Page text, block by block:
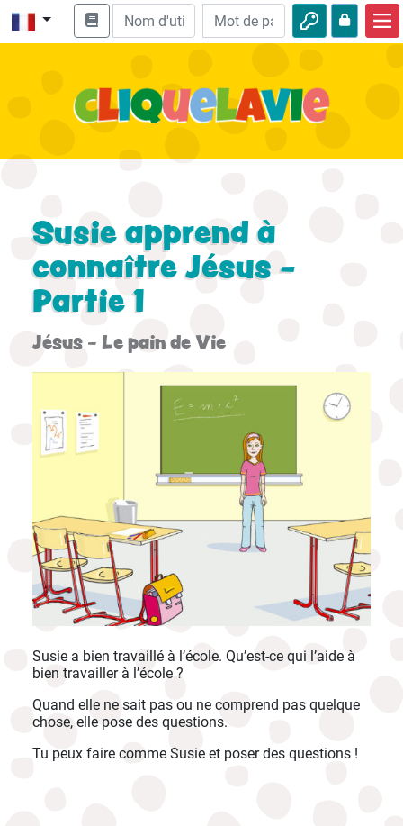
Enseignement biblique
Aventures
Susie apprend à
connaître Jésus -
Partie 1
Jésus - Le pain de Vie
Susie a bien travaillé à l’école. Qu’est-ce qui l’aide à
bien travailler à l’école ?
Quand elle ne sait pas ou ne comprend pas quelque
chose, elle pose des questions.
Tu peux faire comme Susie et poser des questions !